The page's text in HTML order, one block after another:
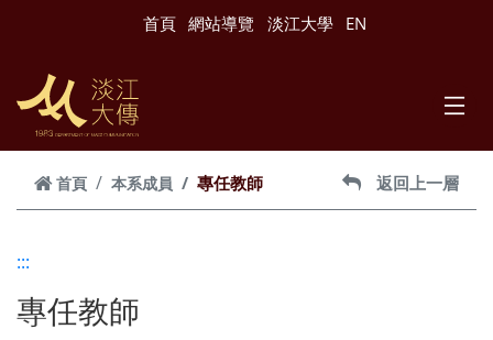
首頁 網站導覽 淡江大學 EN
首頁 本系成員 專任教師 返回上一層
:::
專任教師